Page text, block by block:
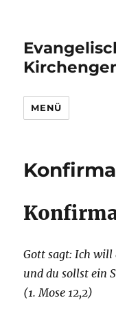
MENÜ
Gott sagt: Ich will
und du sollst ein
(1. Mose 12,2)